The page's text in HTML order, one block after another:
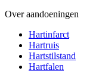
Over aandoeningen
Hartinfarct
Hartruis
Hartstilstand
Hartfalen